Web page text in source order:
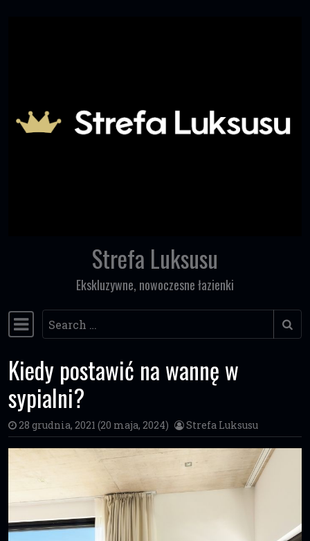
Strefa Luksusu
Ekskluzywne, nowoczesne łazienki
Main Navigation
Search
Kiedy postawić na wannę w
sypialni?
28 grudnia, 2021 (20 maja, 2024) Strefa Luksusu